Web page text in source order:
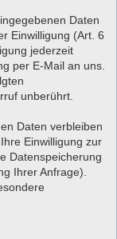
Daten
Einwilligung (Art. 6
jederzeit
per E-Mail an uns.
unberührt.
Daten verbleiben
Einwilligung zur
Datenspeicherung
Ihrer Anfrage).